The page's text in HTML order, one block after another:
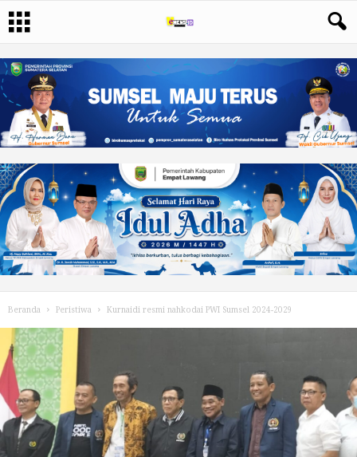
Beranda Peristiwa Kurnaidi resmi nahkodai PWI Sumsel 2024-2029